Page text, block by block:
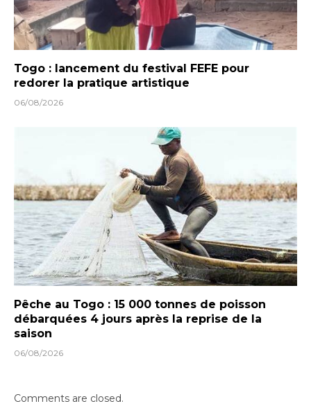
Togo : lancement du festival FEFE pour
redorer la pratique artistique
06/08/2026
Pêche au Togo : 15 000 tonnes de poisson
débarquées 4 jours après la reprise de la
saison
06/08/2026
Comments are closed.